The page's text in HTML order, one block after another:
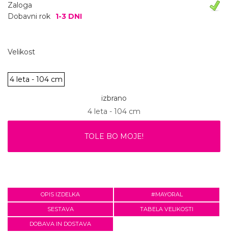
Zaloga
Dobavni rok
1-3 DNI
Velikost
4 leta - 104 cm
izbrano
4 leta - 104 cm
TOLE BO MOJE!
OPIS IZDELKA #MAYORAL
SESTAVA TABELA VELIKOSTI
DOBAVA IN DOSTAVA